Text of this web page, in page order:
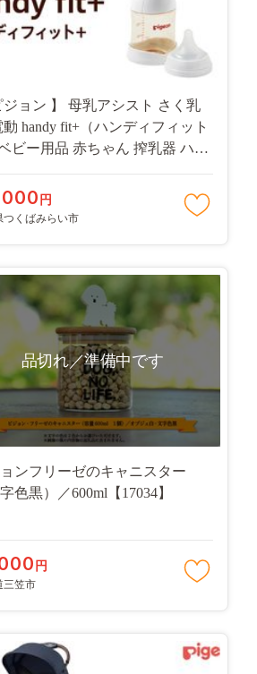
ジョン 】 母乳アシスト さく乳
handy fit+（ハンディフィット
ビー用品 赤ちゃん 搾乳器 ハン
円
つくばみらい市
品切れ／準備中です
ンフリーゼのキャニスター
字色黒）／600ml【17034】
円
三笠市